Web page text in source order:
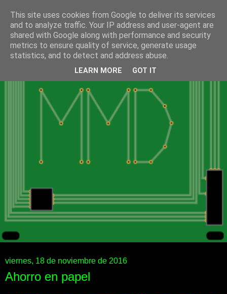
viernes, 18 de noviembre de 2016
Ahorro en papel
This site uses cookies from Google to deliver its services
and to analyze traffic. Your IP address and user-agent are
shared with Google along with performance and security
metrics to ensure quality of service, generate usage
statistics, and to detect and address abuse.
LEARN MORE GOT IT